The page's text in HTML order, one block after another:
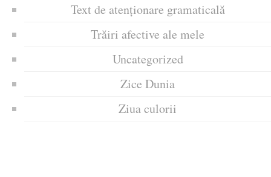
Text de atenționare gramaticală
Trăiri afective ale mele
Uncategorized
Zice Dunia
Ziua culorii